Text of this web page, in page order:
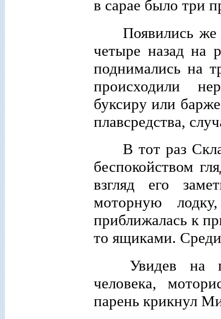
в сарае было три
Появились
четыре назад на
поднимались на
происходили
буксиру или
плавсредства,
В тот раз
беспокойством
взгляд его
моторную
приближалась к
то ящиками.
Увидев на
человека,
парень крикнул